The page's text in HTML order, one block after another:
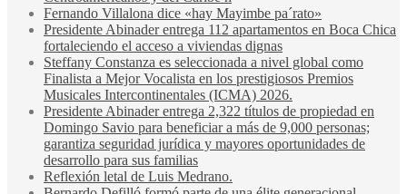
Fernando Villalona dice «hay Mayimbe pa´rato»
Presidente Abinader entrega 112 apartamentos en Boca Chica
fortaleciendo el acceso a viviendas dignas
Steffany Constanza es seleccionada a nivel global como
Finalista a Mejor Vocalista en los prestigiosos Premios
Musicales Intercontinentales (ICMA) 2026.
Presidente Abinader entrega 2,322 títulos de propiedad en
Domingo Savio para beneficiar a más de 9,000 personas;
garantiza seguridad jurídica y mayores oportunidades de
desarrollo para sus familias
Reflexión letal de Luis Medrano.